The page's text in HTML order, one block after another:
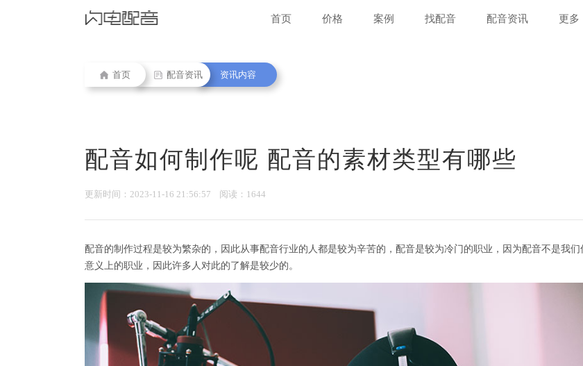
首页 价格 案例 找配音 配音资讯 更多
首页 配音资讯 资讯内容
配音如何制作呢 配音的素材类型有哪些
更新时间：2023-11-16 21:56:57 阅读：1644
配音的制作过程是较为繁杂的，因此从事配音行业的人都是较为辛苦的，配音是较为冷门的职业，因为配音不是我们
意义上的职业，因此许多人对此的了解是较少的。